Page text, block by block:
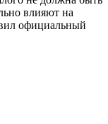
влияют на
официальный